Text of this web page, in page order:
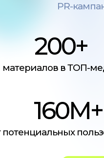
ОСТАВИТЬ ЗАЯВКУ
результаты, отчитываемся
Корректируем
стратегию для